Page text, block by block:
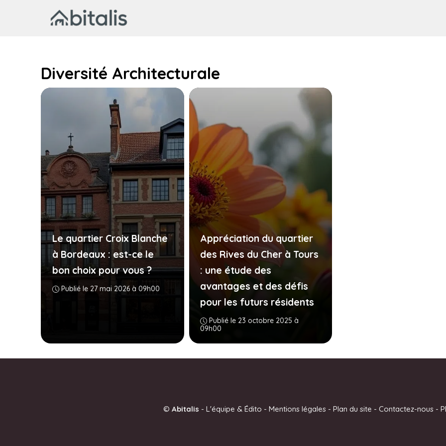
Diversité Architecturale
Le quartier Croix Blanche
à Bordeaux : est-ce le
bon choix pour vous ?
Publié le 27 mai 2026 à 09h00
Appréciation du quartier
des Rives du Cher à Tours
: une étude des
avantages et des défis
pour les futurs résidents
Publié le 23 octobre 2025 à
09h00
© Abitalis - L'équipe & Édito - Mentions légales- Plan du site - Contactez-nous-